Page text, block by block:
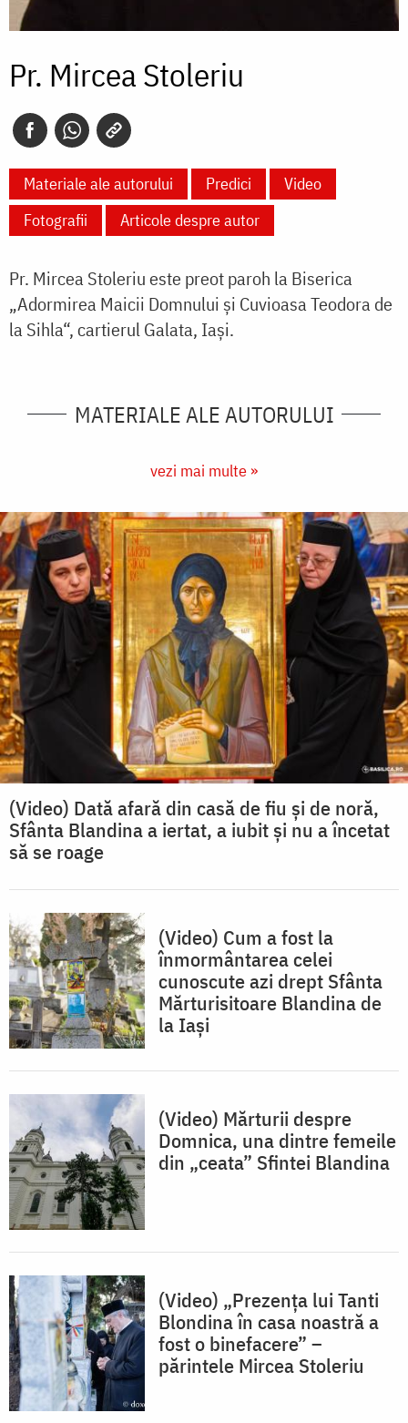
Pr. Mircea Stoleriu
Materiale ale autorului Predici
Video
Fotografii
Articole despre autor
Pr. Mircea Stoleriu este preot paroh la Biserica
„Adormirea Maicii Domnului și Cuvioasa Teodora de
la Sihla“, cartierul Galata, Iași.
MATERIALE ALE AUTORULUI
vezi mai multe »
(Video) Dată afară din casă de fiu și de noră,
Sfânta Blandina a iertat, a iubit și nu a încetat
să se roage
(Video) Cum a fost la
înmormântarea celei
cunoscute azi drept Sfânta
Mărturisitoare Blandina de
la Iași
(Video) Mărturii despre
Domnica, una dintre femeile
din „ceata” Sfintei Blandina
(Video) „Prezența lui Tanti
Blondina în casa noastră a
fost o binefacere” –
părintele Mircea Stoleriu